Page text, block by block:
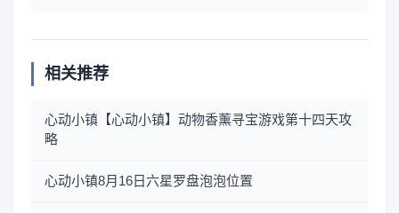
相关推荐
心动小镇【心动小镇】动物香薰寻宝游戏第十四天攻
略
心动小镇8月16日六星罗盘泡泡位置